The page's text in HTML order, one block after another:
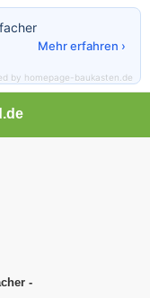
-
Mehr erfahren ›
by homepage-baukasten.de